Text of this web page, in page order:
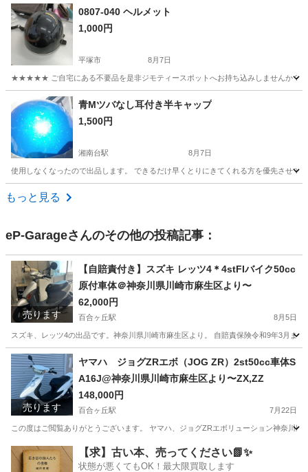
神奈川 平塚市 ホンダ
0807-040 ヘルメット
1,000円
平塚市 8月7日
★★★★★ ご自宅にある不要品を是非ジモティースポットへお持ち込みしませんか？
神奈川 平塚市 その他 ヘルメット
青Мツバなし耳付き半キャップ
1,500円
湘南台駅 8月7日
使用しなくなったので出品します。 できるだけ早くとりにきてくれる方を優先させて
神奈川 藤沢市
もっと見る
eP-Garageさんのその他の投稿記事：
売ります
【自賠責付き】スズキ レッツ4＊4stFIバイク50cc
原付車体＠神奈川県川崎市麻生区より〜
62,000円
百合ヶ丘駅 8月5日
スズキ、レッツ4の出品です。神奈川県川崎市麻生区より。 自賠責保険令和9年3月ま
神奈川 川崎市 百合ヶ丘駅
売ります
ヤマハ ジョグZRエボ（JOG ZR）2st50cc車体S
A16J@神奈川県川崎市麻生区より〜ZX,ZZ
148,000円
百合ヶ丘駅 7月22日
この度はご閲覧ありがとうございます。 ヤマハ、ジョグZRエボリューション神奈
神奈川 川崎市 百合ヶ丘駅 ヤマハ ジョグ
【求】古い本、売ってください📗✨
状態が悪くてもOK！最大限買取します